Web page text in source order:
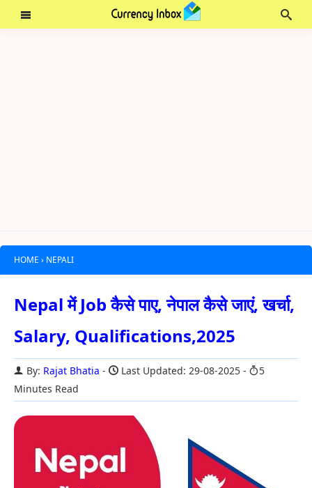
HOME › NEPALI
Nepal में Job कैसे पाए, नेपाल कैसे जाएं, खर्चा,
Salary, Qualifications,2025
By: Rajat Bhatia Last Updated: 29-08-2025
5
Minutes Read